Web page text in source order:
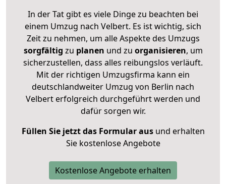
In der Tat gibt es viele Dinge zu beachten bei
einem Umzug nach Velbert. Es ist wichtig, sich
Zeit zu nehmen, um alle Aspekte des Umzugs
sorgfältig zu planen und zu organisieren, um
sicherzustellen, dass alles reibungslos verläuft.
Mit der richtigen Umzugsfirma kann ein
deutschlandweiter Umzug von Berlin nach
Velbert erfolgreich durchgeführt werden und
dafür sorgen wir.
Füllen Sie jetzt das Formular ausund erhalten
Sie kostenlose Angebote
Kostenlose Angebote erhalten